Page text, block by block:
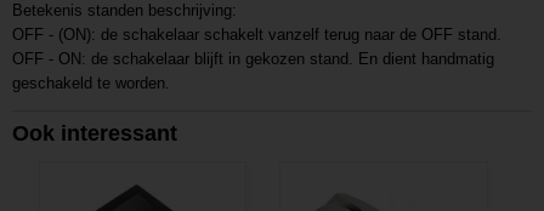
Betekenis standen beschrijving:
OFF - (ON): de schakelaar schakelt vanzelf terug naar de OFF stand.
OFF - ON: de schakelaar blijft in gekozen stand. En dient handmatig
geschakeld te worden.
Ook interessant